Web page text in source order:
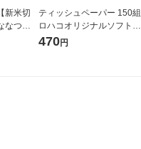
新米切
なつぼ
和7年産
ティッシュペーパー 150組
ロハコオリジナルソフトパ
ックティッシュ フィオナ オ
470円